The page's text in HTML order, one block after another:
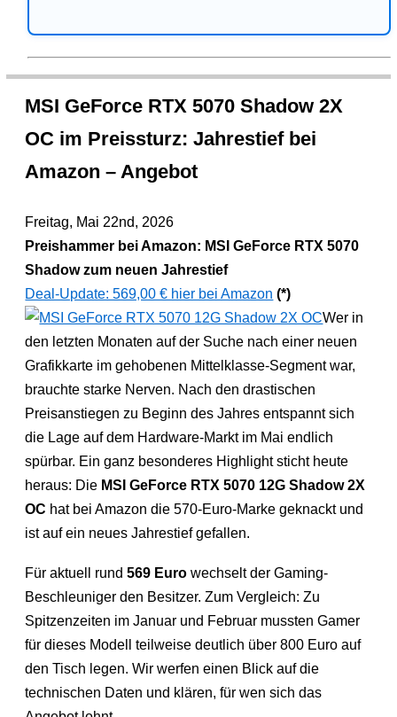
MSI GeForce RTX 5070 Shadow 2X
OC im Preissturz: Jahrestief bei
Amazon – Angebot
Freitag, Mai 22nd, 2026
Preishammer bei Amazon: MSI GeForce RTX 5070
Shadow zum neuen Jahrestief
Deal-Update: 569,00 € hier bei Amazon (*)
Wer in
den letzten Monaten auf der Suche nach einer neuen
Grafikkarte im gehobenen Mittelklasse-Segment war,
brauchte starke Nerven. Nach den drastischen
Preisanstiegen zu Beginn des Jahres entspannt sich
die Lage auf dem Hardware-Markt im Mai endlich
spürbar. Ein ganz besonderes Highlight sticht heute
heraus: Die MSI GeForce RTX 5070 12G Shadow 2X
OC hat bei Amazon die 570-Euro-Marke geknackt und
ist auf ein neues Jahrestief gefallen.
Für aktuell rund569 Euro wechselt der Gaming-
Beschleuniger den Besitzer. Zum Vergleich: Zu
Spitzenzeiten im Januar und Februar mussten Gamer
für dieses Modell teilweise deutlich über 800 Euro auf
den Tisch legen. Wir werfen einen Blick auf die
technischen Daten und klären, für wen sich das